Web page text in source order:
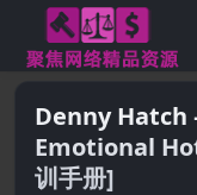
Denny Hatch
Emotional
训手册]